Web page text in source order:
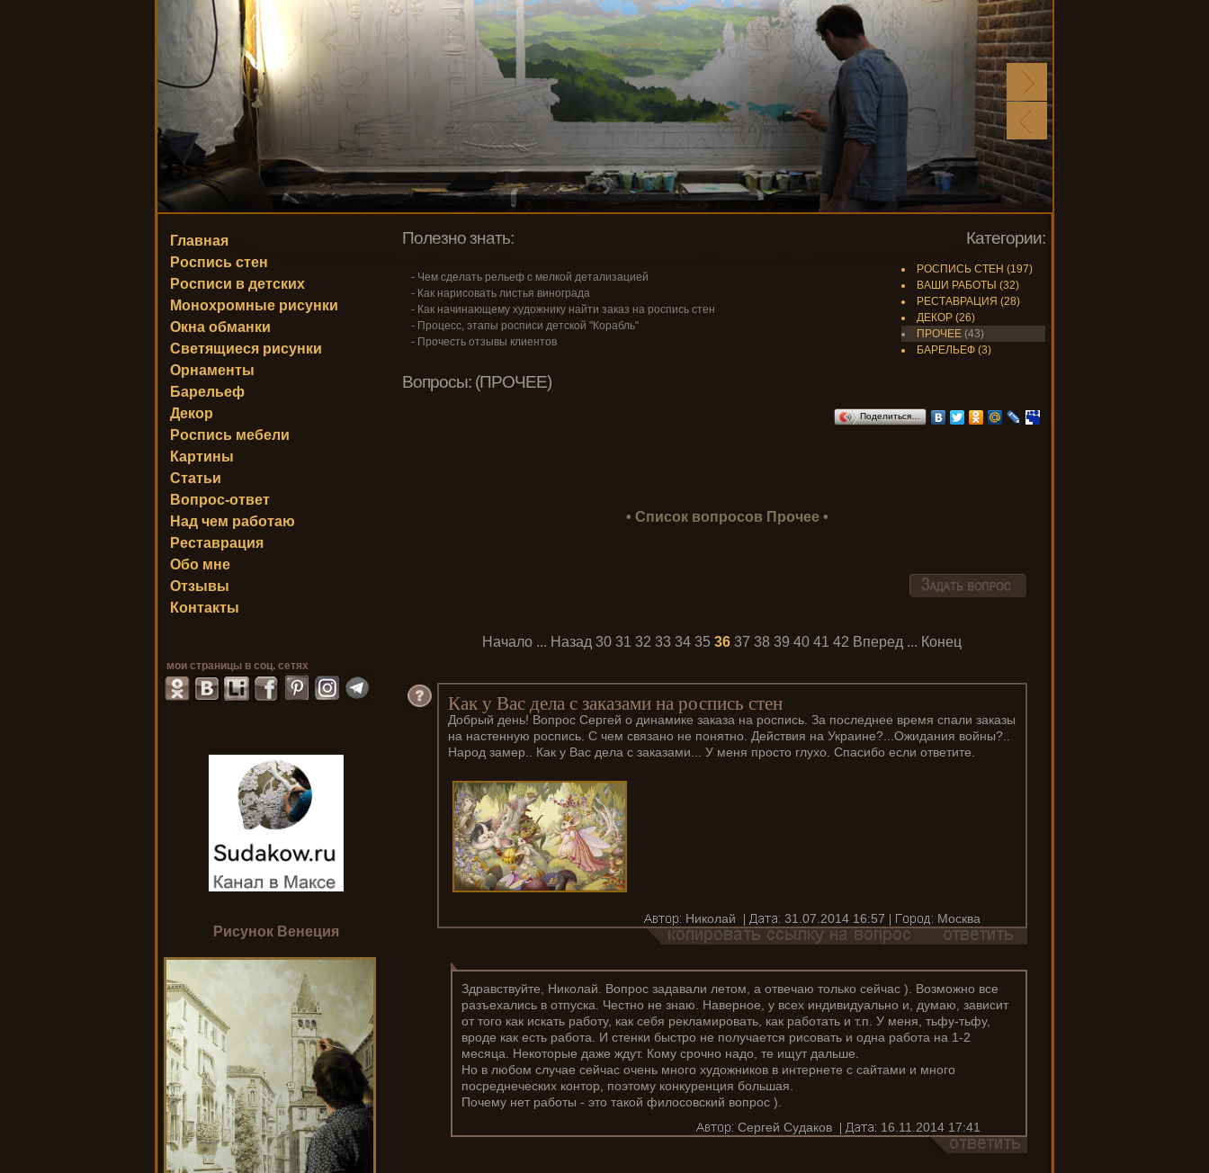
Полезно знать: Категории:
- Чем сделать рельеф с мелкой детализацией
- Как нарисовать листья винограда
- Как начинающему художнику найти заказ на роспись стен
- Процесс, этапы росписи детской "Корабль"
- Прочесть отзывы клиентов
РОСПИСЬ СТЕН (197)
ВАШИ РАБОТЫ (32)
РЕСТАВРАЦИЯ (28)
ДЕКОР (26)
ПРОЧЕЕ (43)
БАРЕЛЬЕФ (3)
Вопросы: (ПРОЧЕЕ)
Поделиться…
• Список вопросов Прочее •
Начало... Назад 30 31 32 33 34 35 36 37 38 39 40 41 42 Вперед ... Конец
Как у Вас дела с заказами на роспись стен
Добрый день! Вопрос Сергей о динамике заказа на роспись. За последнее время спали заказы
на настенную роспись. С чем связано не понятно. Действия на Украине?...Ожидания войны?..
Народ замер.. Как у Вас дела с заказами... У меня просто глухо. Спасибо если ответите.
Николай 31.07.2014 16:57 Москва
Здравствуйте, Николай. Вопрос задавали летом, а отвечаю только сейчас ). Возможно все
разъехались в отпуска. Честно не знаю. Наверное, у всех индивидуально и, думаю, зависит
от того как искать работу, как себя рекламировать, как работать и т.п. У меня, тьфу-тьфу,
вроде как есть работа. И стенки быстро не получается рисовать и одна работа на 1-2
месяца. Некоторые даже ждут. Кому срочно надо, те ищут дальше.
Но в любом случае сейчас очень много художников в интернете с сайтами и много
посреднеческих контор, поэтому конкуренция большая.
Почему нет работы - это такой филосовский вопрос ).
Сергей Судаков
16.11.2014 17:41
Главная
Роспись стен
Росписи в детских
Монохромные рисунки
Окна обманки
Светящиеся рисунки
Орнаменты
Барельеф
Декор
Роспись мебели
Картины
Статьи
Вопрос-ответ
Над чем работаю
Реставрация
Обо мне
Отзывы
Контакты
мои страницы в соц. сетях
Рисунок Венеция